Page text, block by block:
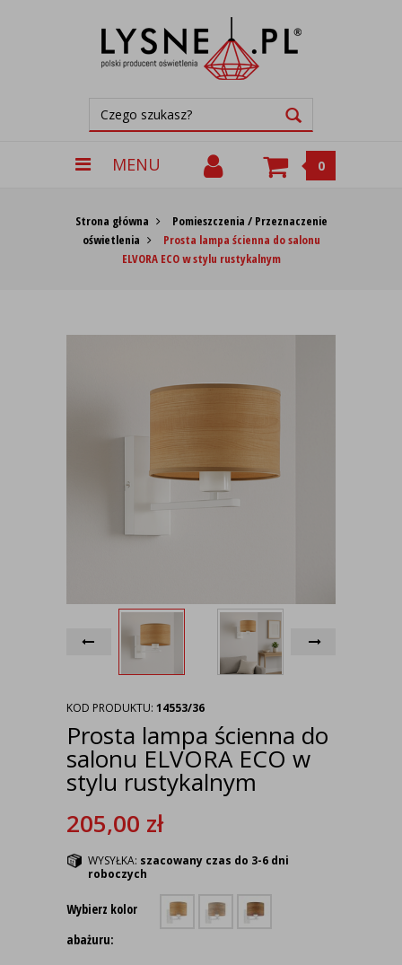
MENU 0
Strona główna
Pomieszczenia / Przeznaczenie
oświetlenia
Prosta lampa ścienna do salonu
ELVORA ECO w stylu rustykalnym
KOD PRODUKTU: 14553/36
Prosta lampa ścienna do
salonu ELVORA ECO w
stylu rustykalnym
205,00 zł
WYSYŁKA: szacowany czas do 3-6 dni
roboczych
Wybierz kolor
abażuru: